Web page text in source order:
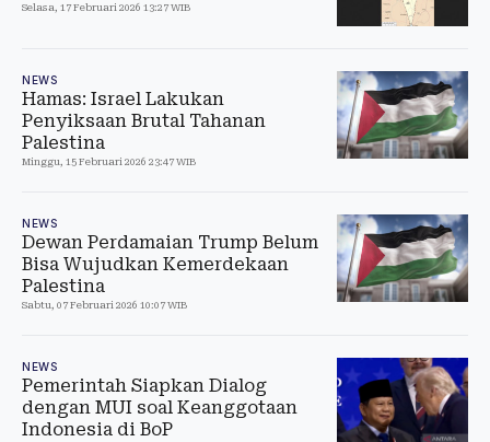
Selasa, 17 Februari 2026 13:27 WIB
NEWS
Hamas: Israel Lakukan
Penyiksaan Brutal Tahanan
Palestina
Minggu, 15 Februari 2026 23:47 WIB
NEWS
Dewan Perdamaian Trump Belum
Bisa Wujudkan Kemerdekaan
Palestina
Sabtu, 07 Februari 2026 10:07 WIB
NEWS
Pemerintah Siapkan Dialog
dengan MUI soal Keanggotaan
Indonesia di BoP